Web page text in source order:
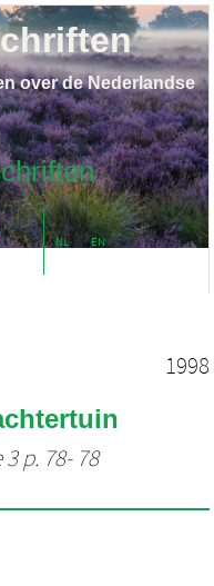
NL EN
over de Nederlandse
1998
p. 78- 78